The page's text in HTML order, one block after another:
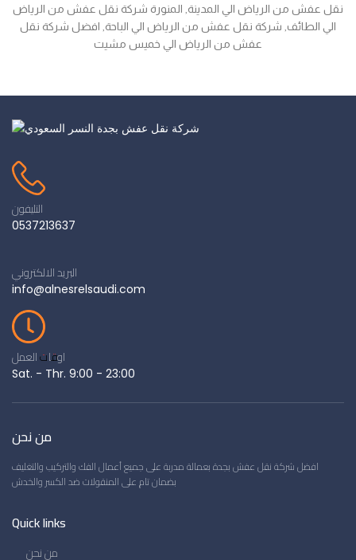
نقل عفش من الرياض الي المدينة, المنورة شركة نقل عفش من الرياض
الي الطائف, شركة نقل عفش من الرياض الي الباحة, افضل شركة نقل
عفش من الرياض الي خميس مشيت
التليفون
0537213637
البريد الالكتروني
info@alnesrelsaudi.com
اوقات العمل
Sat. - Thr. 9:00 - 23:00
من نحن
افضل شركة نقل عفش بجدة بعمالة مدربة على جميع أعمال الفك والتركيب والتغليف
بضمان تام على المنقولات ضد الكسر والخدش
Quick links
من نحن